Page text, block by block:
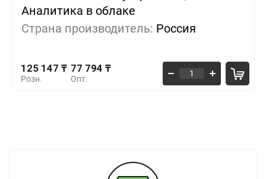
Аналитика в облаке
Страна производитель: Россия
Розн.
125 147 ₸
Опт.
77 794 ₸
5+ -16%
10+ -32%